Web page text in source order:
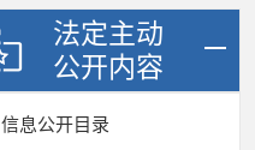
法定主动
公开内容
信息公开目录